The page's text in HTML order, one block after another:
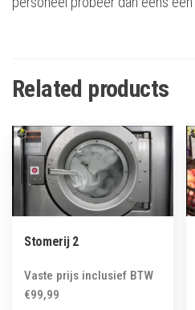
Related products
Stomerij 2
Vaste prijs inclusief BTW
€99,99